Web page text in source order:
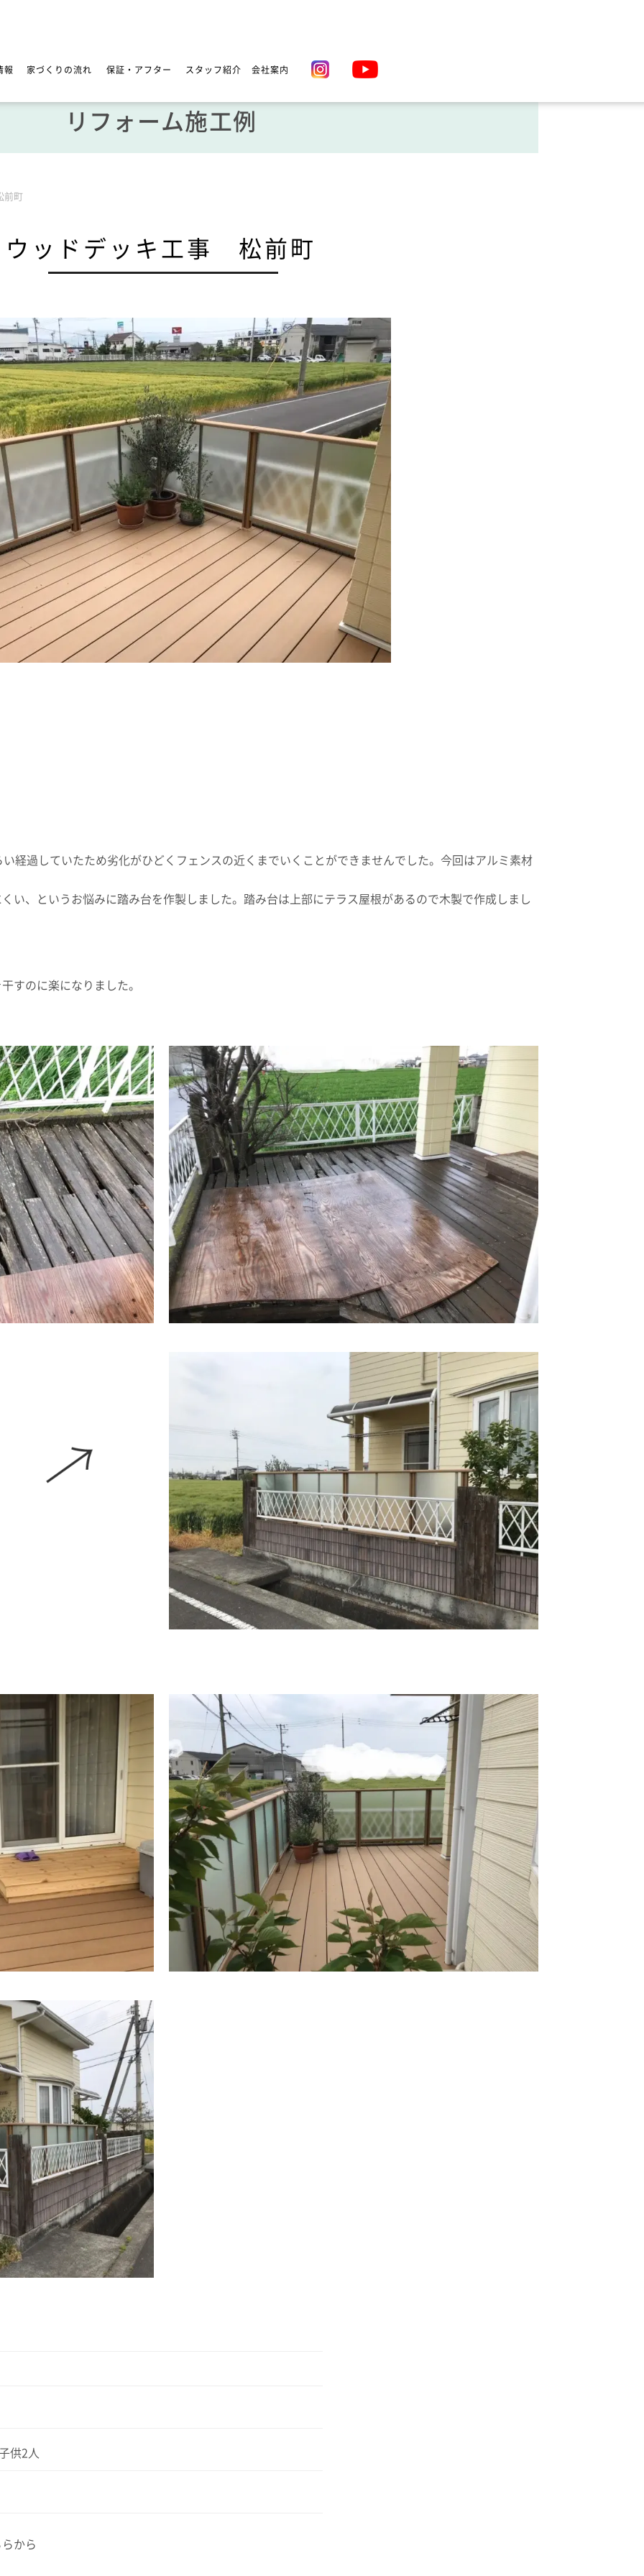
報 家づくりの流れ 保証・アフター スタッフ紹介 会社案内
リフォーム施工例
前町
ウッドデッキ工事 松前町
経過していたため劣化がひどくフェンスの近くまでいくことができませんでした。今回はアルミ素材
い、というお悩みに踏み台を作製しました。踏み台は上部にテラス屋根があるので木製で作成しまし
すのに楽になりました。
供2人
から